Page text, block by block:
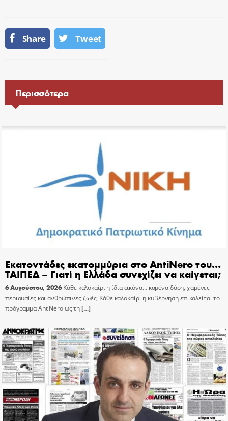
Share Tweet
Περισσότερα
Εκατοντάδες εκατομμύρια στο AntiNero του…
ΤΑΙΠΕΔ – Γιατί η Ελλάδα συνεχίζει να καίγεται;
6 Αυγούστου, 2026 Κάθε καλοκαίρι η ίδια εικόνα… καμένα δάση, χαμένες
περιουσίες και ανθρώπινες ζωές. Κάθε καλοκαίρι η κυβέρνηση επικαλείται το
πρόγραμμα AntiNero ως τη[…]